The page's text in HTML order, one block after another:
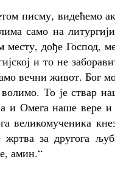
писму, видећемо
само на
дође Господ,
и то не
вечни живот. Бог
То је ствар
и Омега наше вере и
великомученика
за другога
амин.“